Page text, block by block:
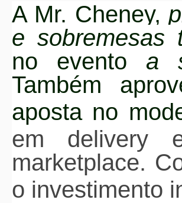
A Mr. Cheney,
e sobremesas
no evento a
Também
aposta no
em delivery
marketplace.
o investimento